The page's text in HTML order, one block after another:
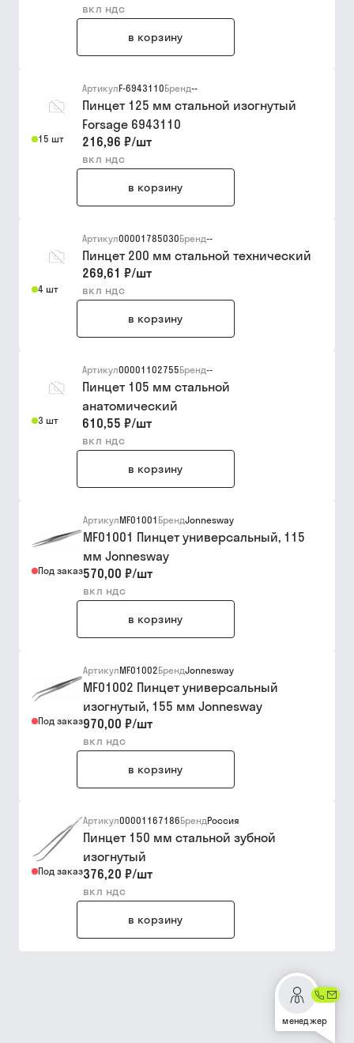
вкл ндс
в корзину
15 шт
АртикулF-6943110Бренд--
Пинцет 125 мм стальной изогнутый
Forsage 6943110
216,96 ₽/шт
вкл ндс
в корзину
4 шт
Артикул00001785030Бренд--
Пинцет 200 мм стальной технический
269,61 ₽/шт
вкл ндс
в корзину
3 шт
Артикул00001102755Бренд--
Пинцет 105 мм стальной
анатомический
610,55 ₽/шт
вкл ндс
в корзину
Под заказ
АртикулMF01001 БрендJonnesway
MF01001 Пинцет универсальный, 115
мм Jonnesway
570,00 ₽/шт
вкл ндс
в корзину
Под заказ
АртикулMF01002БрендJonnesway
MF01002 Пинцет универсальный
изогнутый, 155 мм Jonnesway
970,00 ₽/шт
вкл ндс
в корзину
Под заказ
Артикул00001167186БрендРоссия
Пинцет 150 мм стальной зубной
изогнутый
376,20 ₽/шт
вкл ндс
в корзину
менеджер